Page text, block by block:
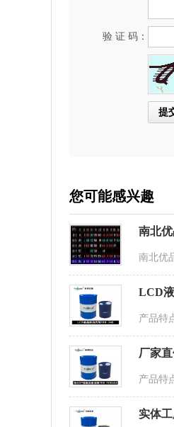
验 证 码：
您可能感兴趣
南北
南北优
LCD
产品特
厂家
产品特
实体